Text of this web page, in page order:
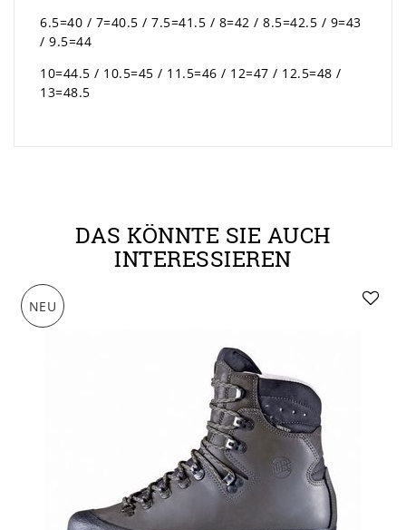
6.5=40 / 7=40.5 / 7.5=41.5 / 8=42 / 8.5=42.5 / 9=43
/ 9.5=44
10=44.5 / 10.5=45 / 11.5=46 / 12=47 / 12.5=48 /
13=48.5
DAS KÖNNTE SIE AUCH
INTERESSIEREN
NEU